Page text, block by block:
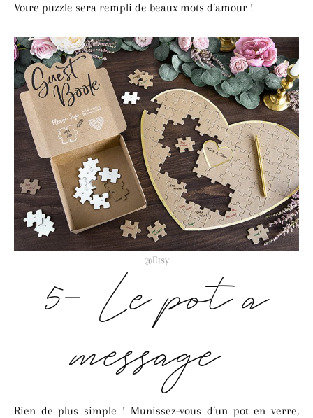
Votre puzzle sera rempli de beaux mots d’amour !
@Etsy
5- Le pot à
message
Rien de plus simple ! Munissez-vous d’un pot en verre,